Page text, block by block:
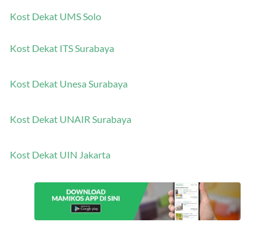
Kost Dekat UMS Solo
Kost Dekat ITS Surabaya
Kost Dekat Unesa Surabaya
Kost Dekat UNAIR Surabaya
Kost Dekat UIN Jakarta